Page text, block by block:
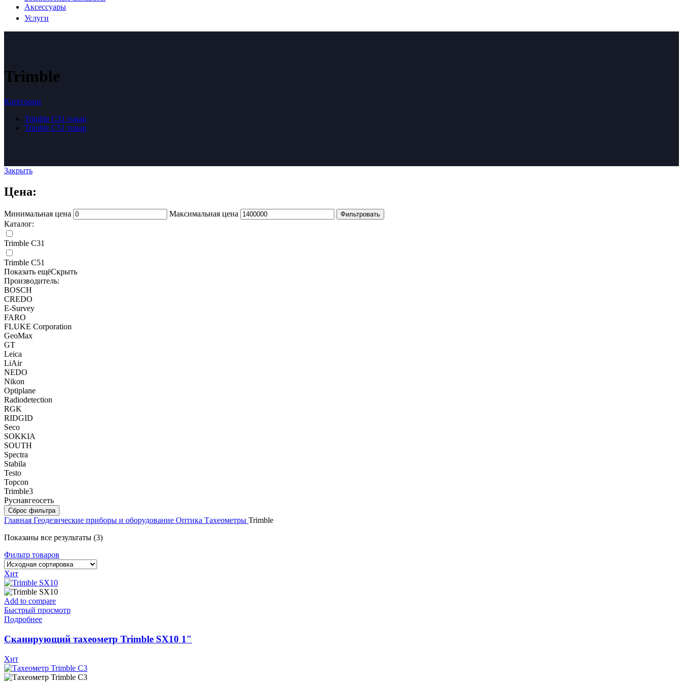
Аксессуары
Услуги
Trimble
Категории
Trimble C31 товар
Trimble C51 товар
Закрыть
Цена:
Минимальная цена Максимальная цена Фильтровать
Каталог:
Trimble C31
Trimble C51
Показать ещёСкрыть
Производитель:
BOSCH
CREDO
E-Survey
FARO
FLUKE Corporation
GeoMax
GT
Leica
LiAir
NEDO
Nikon
Optiplane
Radiodetection
RGK
RIDGID
Seco
SOKKIA
SOUTH
Spectra
Stabila
Testo
Topcon
Trimble3
Руснавгеосеть
Сброс фильтра
Главная Геодезические приборы и оборудование Оптика Тахеометры Trimble
Показаны все результаты (3)
Фильтр товаров
Хит
Add to compare
Быстрый просмотр
Подробнее
Сканирующий тахеометр Trimble SX10 1″
Хит